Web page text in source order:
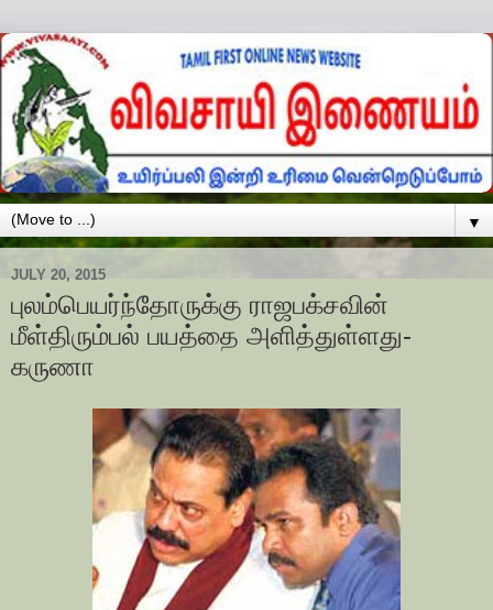
▼
JULY 20, 2015
புலம்பெயர்ந்தோருக்கு ராஜபக்சவின்
மீள்திரும்பல் பயத்தை அளித்துள்ளது-
கருணா